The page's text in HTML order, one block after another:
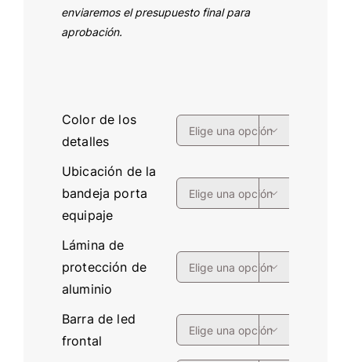
enviaremos el presupuesto final para
aprobación.
Color de los
detalles

Ubicación de la
bandeja porta
equipaje

Lámina de
protección de
aluminio

Barra de led
frontal
